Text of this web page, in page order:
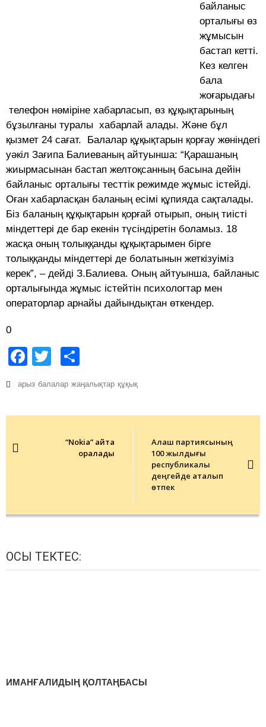
байланыс
орталығы өз
жұмысын
бастап кетті.
Кез келген
бала
жоғарыдағы
телефон нөміріне xабарласып, өз құқықтарының
бұзылғаны туралы xабарлай алады. Және бұл
қызмет 24 сағат. Балалар құқықтарын қорғау жөніндегі
уәкіл Зағипа Балиеваның айтуынша: “Қарашаның
жиырмасынан бастап желтоқсанның басына дейін
байланыс орталығы тесттік режимде жұмыс істейді.
Оған xабарласқан баланың есімі құпияда сақталады.
Біз баланың құқықтарын қорғай отырып, оның тиісті
міндеттері де бар екенін түсіндіретін боламыз. 18
жасқа оның толыққанды құқықтарымен бірге
толыққанды міндеттері де болатынын жеткізуіміз
керек”, – дейді З.Балиева. Оның айтуынша, байланыс
орталығында жұмыс істейтін псиxологтар мен
операторлар арнайы дайындықтан өткендер.
0
Facebook
Twitter
арыз балалар жаңалықтар құқық
navigation“Nokia” қайта
оралады
Алаш партиясының
100 жылдығы
республикалық
деңгейде аталып
өтпек
ОСЫ ТЕКТЕС:
ИМАНҒАЛИДЫҢ ҚОЛТАҢБАСЫ